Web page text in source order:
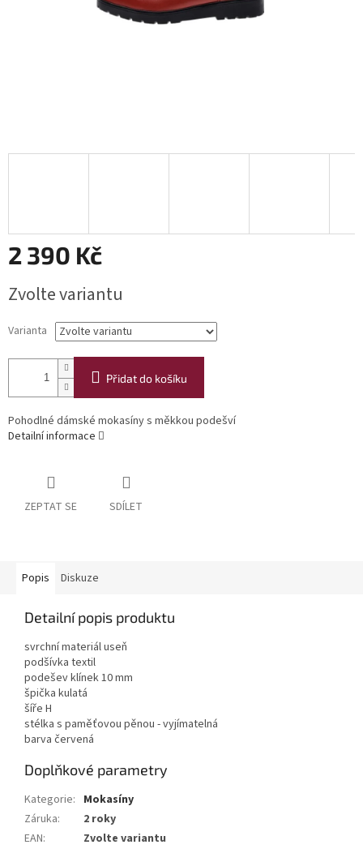
2 390 Kč
cena:
Zvolte variantu
Varianta
Přidat do košíku
Pohodlné dámské mokasíny s měkkou podešví
Detailní informace
ZEPTAT SE SDÍLET
Popis Diskuze
Detailní popis produktu
svrchní materiál useň
podšívka textil
podešev klínek 10 mm
špička kulatá
šíře H
stélka s paměťovou pěnou - vyjímatelná
barva červená
Doplňkové parametry
Kategorie: Mokasíny
Záruka:
2 roky
EAN:
Zvolte variantu